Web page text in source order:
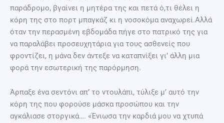
παράδρομο, βγαίνει η μητέρα της και πετά ό,τι θέλει η
κόρη της στο πορτ μπαγκάζ κι η νοσοκόμα αναχωρεί.Αλλά
όταν την περασμένη εβδομάδα πήγε στο πατρικό της για
να παραλάβει προσευχητάρια για τους ασθενείς που
φροντίζει, η μάνα δεν άντεξε να καταπνίξει γι’ άλλη μια
φορά την εσωτερική της παρόρμηση.
Άρπαξε ένα σεντόνι απ’ το ντουλάπι, τύλιξε μ’ αυτό την
κόρη της που φορούσε μάσκα προσώπου και την
αγκάλιασε στοργικά…. «Ένιωσα την καρδιά μου να χτυπά